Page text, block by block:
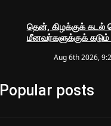
தென், கிழக்குக் கடல்
மீனவர்களுக்குக்
Aug 6th 2026,
Popular posts